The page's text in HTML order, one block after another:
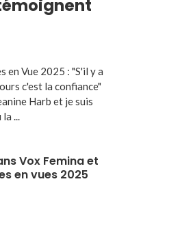
en Vue 2025 : "S'il y a
c'est la confiance"
Harb et je suis
...
Vox Femina et
en vues 2025